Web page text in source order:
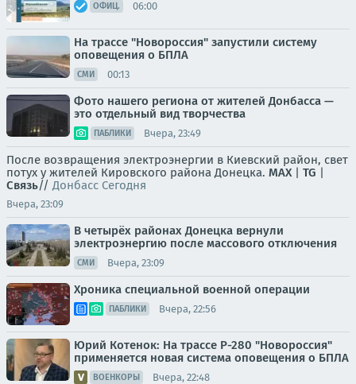
ОФИЦ. 06:00
На трассе "Новороссия" запустили систему
оповещения о БПЛА
СМИ 00:13
Фото нашего региона от жителей Донбасса —
это отдельный вид творчества
ПАБЛИКИ Вчера, 23:49
После возвращения электроэнергии в Киевский район, свет
потух у жителей Кировского района Донецка. MAX| TG |
Связь// Донбасс Сегодня
Вчера, 23:09
В четырёх районах Донецка вернули
электроэнергию после массового отключения
СМИ Вчера, 23:09
Хроника специальной военной операции
ПАБЛИКИ Вчера, 22:56
Юрий Котенок: На трассе Р-280 "Новороссия"
применяется новая система оповещения о БПЛА
ВОЕНКОРЫ Вчера, 22:48